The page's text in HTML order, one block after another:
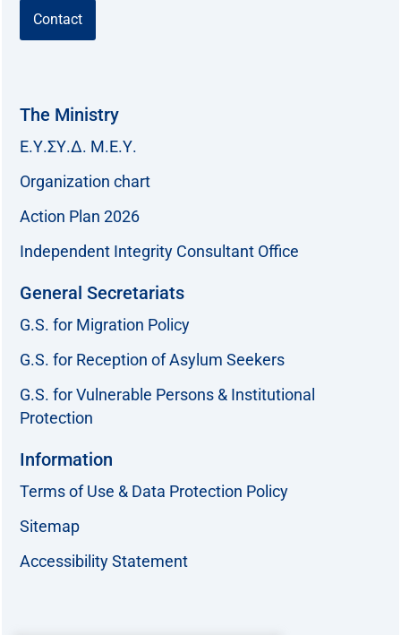
Contact
The Ministry
Ε.Υ.ΣΥ.Δ. Μ.Ε.Υ.
Organization chart
Action Plan 2026
Independent Integrity Consultant Office
General Secretariats
G.S. for Migration Policy
G.S. for Reception of Asylum Seekers
G.S. for Vulnerable Persons & Institutional
Protection
Information
Terms of Use & Data Protection Policy
Sitemap
Accessibility Statement